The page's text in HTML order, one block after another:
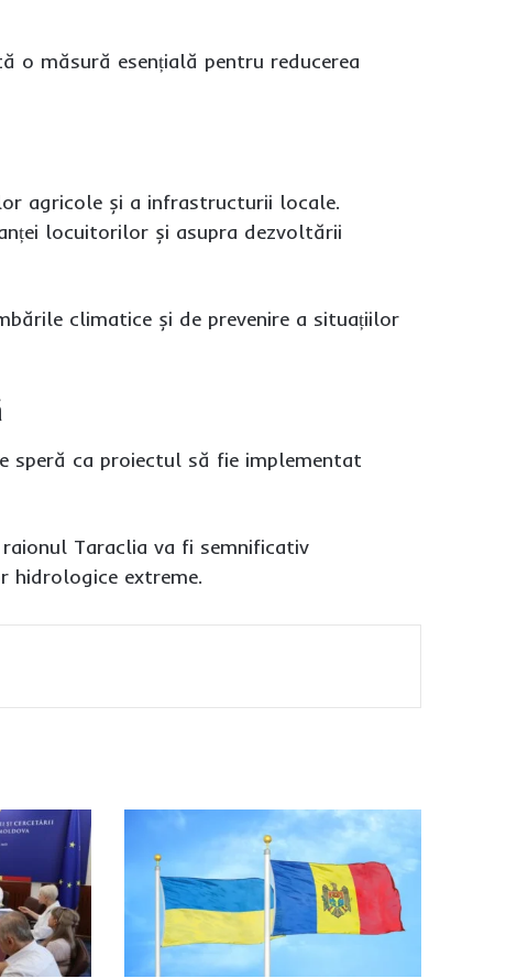
o măsură esențială pentru reducerea
agricole și a infrastructurii locale.
locuitorilor și asupra dezvoltării
climatice și de prevenire a situațiilor
speră ca proiectul să fie implementat
Taraclia va fi semnificativ
hidrologice extreme.